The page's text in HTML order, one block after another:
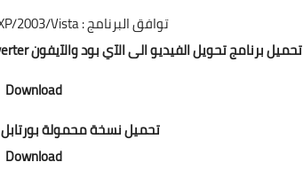
توافق البرنامج : NT/98/Me/2000/XP/2003/Vista
تحميل برنامج تحويل الفيديو الى الآي بود والآيفون Download Pazera Free Video to iPod Converter
Download
تحميل نسخة محمولة بورتابل portable version
Download